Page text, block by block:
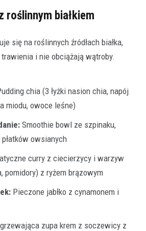
roślinnym białkiem
się na roślinnych źródłach białka,
i nie obciążają wątroby.
chia (3 łyżki nasion chia, napój
miodu, owoce leśne)
Smoothie bowl ze szpinaku,
owsianych
curry z ciecierzycy i warzyw
pomidory) z ryżem brązowym
Pieczone jabłko z cynamonem i
zupa krem z soczewicy z